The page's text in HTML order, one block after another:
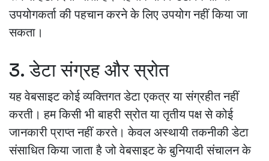
उपयोगकर्ता की पहचान करने के लिए उपयोग नहीं किया जा
सकता।
3. डेटा संग्रह और स्रोत
यह वेबसाइट कोई व्यक्तिगत डेटा एकत्र या संग्रहीत नहीं
करती। हम किसी भी बाहरी स्रोत या तृतीय पक्ष से कोई
जानकारी प्राप्त नहीं करते। केवल अस्थायी तकनीकी डेटा
संसाधित किया जाता है जो वेबसाइट के बुनियादी संचालन के